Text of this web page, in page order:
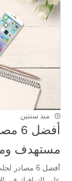
منذ سنتين
مستهدف